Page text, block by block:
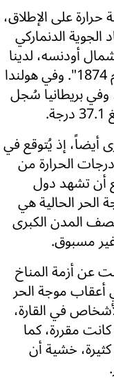
على الإطلاق،
الجوية الدنماركي
مئوية شمال أودنسه، لدينا
اليوم الأشد حراً منذ بدء القياسات عام 1874". وفي هولندا
بلغت 39.4 درجة، وفي بريطانيا سُجل
أيضاً، إذ يُتوقع في
الحرارة من
أن تشهد دول
الحر الحالية هي
المدن الكبرى
عن أزمة المناخ
أعقاب موجة الحر
في القارة،
مقررة، كما
خشية أن